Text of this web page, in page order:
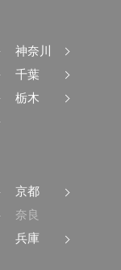
神奈川
千葉
栃木
京都
奈良
兵庫